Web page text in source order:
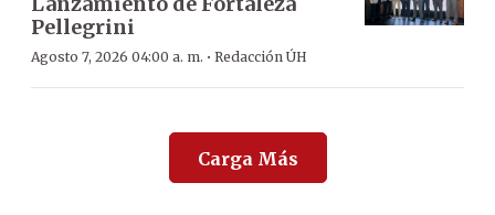
Pellegrini
Agosto 7, 2026 04:00 a. m. · Redacción ÚH
Carga Más